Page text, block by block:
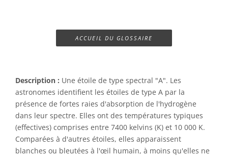
ACCUEIL DU GLOSSAIRE
Description : Une étoile de type spectral "A". Les
astronomes identifient les étoiles de type A par la
présence de fortes raies d'absorption de l'hydrogène
dans leur spectre. Elles ont des températures typiques
(effectives) comprises entre 7400 kelvins (K) et 10 000 K.
Comparées à d'autres étoiles, elles apparaissent
blanches ou bleutées à l'œil humain, à moins qu'elles ne